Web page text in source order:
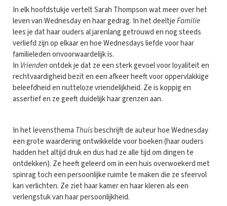
In elk hoofdstukje vertelt Sarah Thompson wat meer over het
leven van Wednesday en haar gedrag. In het deeltjeFamilie
lees je dat haar ouders al jarenlang getrouwd en nog steeds
verliefd zijn op elkaar en hoe Wednesdays liefde voor haar
familieleden onvoorwaardelijk is.
In Vriendenontdek je dat ze een sterk gevoel voor loyaliteit en
rechtvaardigheid bezit en een afkeer heeft voor oppervlakkige
beleefdheid en nutteloze vriendelijkheid. Ze is koppig en
assertief en ze geeft duidelijk haar grenzen aan.
In het levensthema Thuisbeschrijft de auteur hoe Wednesday
een grote waardering ontwikkelde voor boeken (haar ouders
hadden het altijd druk en dus had ze alle tijd om dingen te
ontdekken). Ze heeft geleerd om in een huis overwoekerd met
spinrag toch een persoonlijke ruimte te maken die ze sfeervol
kan verlichten. Ze ziet haar kamer en haar kleren als een
verlengstuk van haar persoonlijkheid.